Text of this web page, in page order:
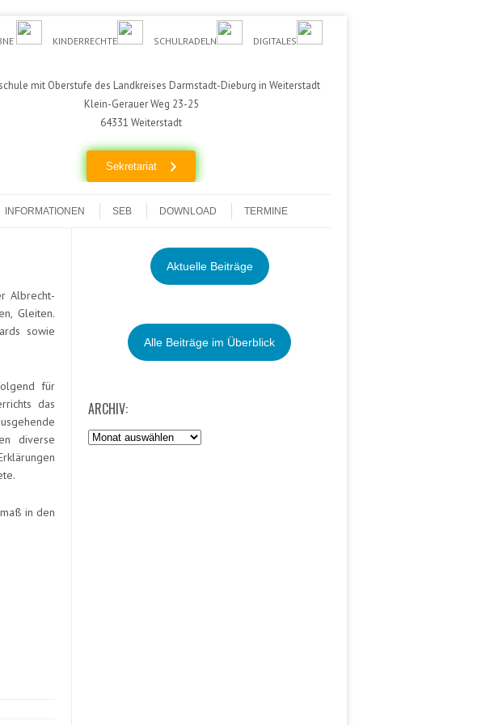
KINDERRECHTE SCHULRADELN DIGITALES
mit Oberstufe des Landkreises Darmstadt-Dieburg in Weiterstadt
Klein-Gerauer Weg 23-25
64331 Weiterstadt
Sekretariat
INFORMATIONEN SEB DOWNLOAD TERMINE
Albrecht-
Gleiten.
sowie
für
das
diverse
in den
Aktuelle Beiträge
Alle Beiträge im Überblick
ARCHIV:
Archiv: